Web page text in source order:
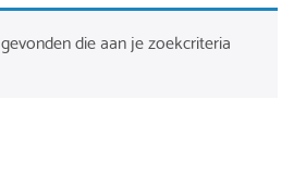
die aan je zoekcriteria